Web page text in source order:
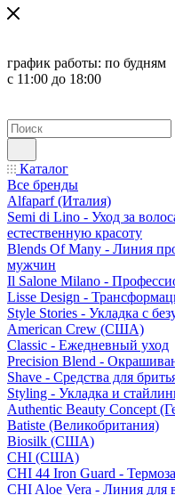
график работы: по будням
с 11:00 до 18:00
Каталог
Все бренды
Alfaparf (Италия)
Semi di Lino - Уход за
естественную красоту
Blends Of Many - Линия
мужчин
Il Salone Milano -
Lisse Design -
Style Stories - Укладка с
American Crew (США)
Classic - Ежедневный уход
Precision Blend -
Shave - Средства для
Styling - Укладка и
Authentic Beauty Concept
Batiste (Великобритания)
Biosilk (США)
CHI (США)
CHI 44 Iron Guard -
CHI Aloe Vera - Линия для